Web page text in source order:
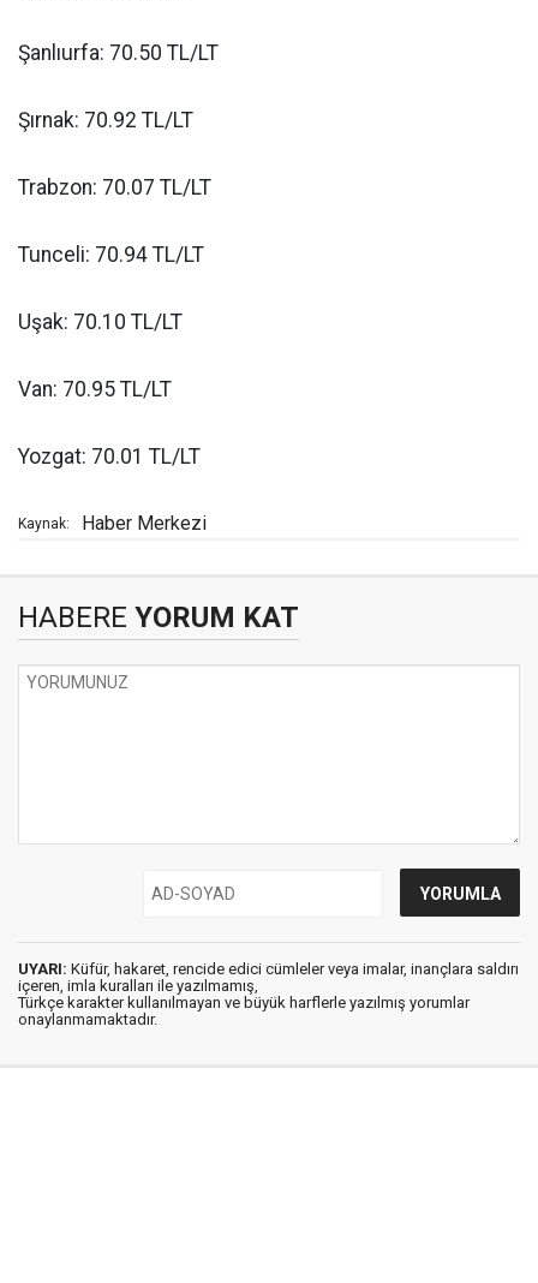
Şanlıurfa: 70.50 TL/LT
Şırnak: 70.92 TL/LT
Trabzon: 70.07 TL/LT
Tunceli: 70.94 TL/LT
Uşak: 70.10 TL/LT
Van: 70.95 TL/LT
Yozgat: 70.01 TL/LT
Kaynak: Haber Merkezi
HABERE YORUM KAT
UYARI: Küfür, hakaret, rencide edici cümleler veya imalar, inançlara saldırı
içeren, imla kuralları ile yazılmamış,
Türkçe karakter kullanılmayan ve büyük harflerle yazılmış yorumlar
onaylanmamaktadır.